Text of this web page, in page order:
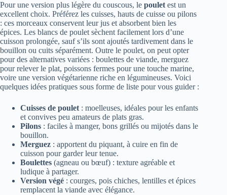
Pour une version plus légère du couscous, le pouletest un
excellent choix. Préférez les cuisses, hauts de cuisse ou pilons
: ces morceaux conservent leur jus et absorbent bien les
épices. Les blancs de poulet sèchent facilement lors d’une
cuisson prolongée, sauf s’ils sont ajoutés tardivement dans le
bouillon ou cuits séparément. Outre le poulet, on peut opter
pour des alternatives variées : boulettes de viande, merguez
pour relever le plat, poissons fermes pour une touche marine,
voire une version végétarienne riche en légumineuses. Voici
quelques idées pratiques sous forme de liste pour vous guider :
Cuisses de poulet: moelleuses, idéales pour les enfants
et convives peu amateurs de plats gras.
Pilons : faciles à manger, bons grillés ou mijotés dans le
bouillon.
Merguez : apportent du piquant, à cuire en fin de
cuisson pour garder leur tenue.
Boulettes (agneau ou bœuf) : texture agréable et
ludique à partager.
Version végé : courges, pois chiches, lentilles et épices
remplacent la viande avec élégance.